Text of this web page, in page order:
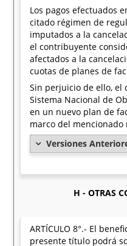
Los pagos efectuados
citado régimen de
imputados a la
el contribuyente
afectados a la
cuotas de planes de
Sin perjuicio de ello, el
Sistema Nacional de
en un nuevo plan de
marco del
Versiones
H - OTRAS
ARTÍCULO 8°.- El
presente título podrá